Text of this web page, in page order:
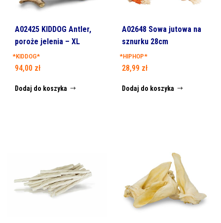
A02425 KIDDOG Antler,
poroże jelenia – XL
*KIDDOG*
94,00 zł
Dodaj do koszyka
A02648 Sowa jutowa na
sznurku 28cm
*HIPHOP*
28,99 zł
Dodaj do koszyka